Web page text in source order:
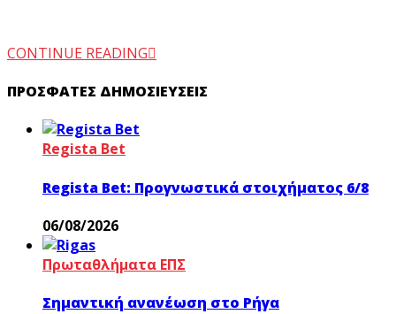
CONTINUE READING
ΠΡΌΣΦΑΤΕΣ ΔΗΜΟΣΙΕΎΣΕΙΣ
Regista Bet
Regista Bet: Προγνωστικά στοιχήματος 6/8
06/08/2026
Πρωταθλήματα ΕΠΣ
Σημαντική ανανέωση στο Ρήγα